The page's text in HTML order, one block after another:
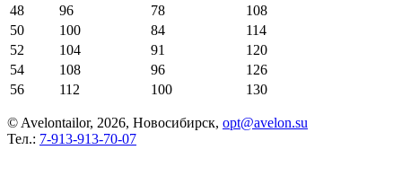
48
96 78
108
50
100 84
114
52
104 91
120
54
108 96
126
56
112 100 130
© Avelontailor, 2026, Новосибирск, opt@avelon.su
Тел.: 7-913-913-70-07